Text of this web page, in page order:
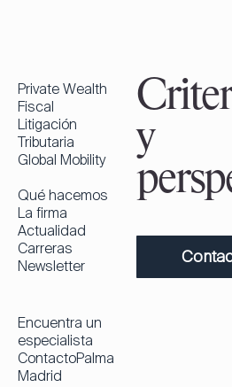
Private Wealth
Fiscal
Litigación
Tributaria
Global Mobility
Qué hacemos
La firma
Actualidad
Carreras
Newsletter
Encuentra un
especialista
ContactoPalma
Madrid
y